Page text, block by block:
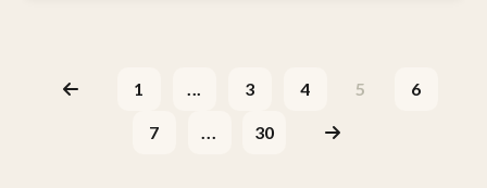
1 ... 3 4 5 6
7 ... 30